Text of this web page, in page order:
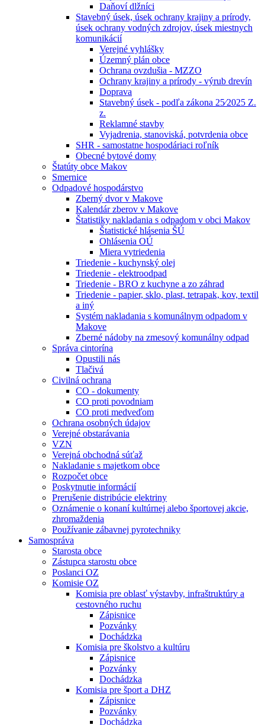
Daňoví dlžníci
Stavebný úsek, úsek ochrany krajiny a prírody,
úsek ochrany vodných zdrojov, úsek miestnych
komunikácií
Verejné vyhlášky
Územný plán obce
Ochrana ovzdušia - MZZO
Ochrany krajiny a prírody - výrub drevín
Doprava
Stavebný úsek - podľa zákona 25⁄2025 Z.
z.
Reklamné stavby
Vyjadrenia, stanoviská, potvrdenia obce
SHR - samostatne hospodáriaci roľník
Obecné bytové domy
Štatúty obce Makov
Smernice
Odpadové hospodárstvo
Zberný dvor v Makove
Kalendár zberov v Makove
Štatistiky nakladania s odpadom v obci Makov
Štatistické hlásenia ŠÚ
Ohlásenia OÚ
Miera vytriedenia
Triedenie - kuchynský olej
Triedenie - elektroodpad
Triedenie - BRO z kuchyne a zo záhrad
Triedenie - papier, sklo, plast, tetrapak, kov, textil
a iný
Systém nakladania s komunálnym odpadom v
Makove
Zberné nádoby na zmesový komunálny odpad
Správa cintorína
Opustili nás
Tlačivá
Civilná ochrana
CO - dokumenty
CO proti povodniam
CO proti medveďom
Ochrana osobných údajov
Verejné obstarávania
VZN
Verejná obchodná súťaž
Nakladanie s majetkom obce
Rozpočet obce
Poskytnutie informácií
Prerušenie distribúcie elektriny
Oznámenie o konaní kultúrnej alebo športovej akcie,
zhromaždenia
Používanie zábavnej pyrotechniky
Samospráva
Starosta obce
Zástupca starostu obce
Poslanci OZ
Komisie OZ
Komisia pre oblasť výstavby, infraštruktúry a
cestovného ruchu
Zápisnice
Pozvánky
Dochádzka
Komisia pre školstvo a kultúru
Zápisnice
Pozvánky
Dochádzka
Komisia pre šport a DHZ
Zápisnice
Pozvánky
Dochádzka